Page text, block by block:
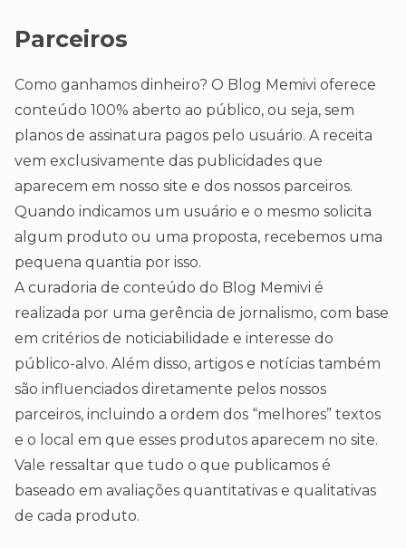
Parceiros
Como ganhamos dinheiro? O Blog Memivi oferece
conteúdo 100% aberto ao público, ou seja, sem
planos de assinatura pagos pelo usuário. A receita
vem exclusivamente das publicidades que
aparecem em nosso site e dos nossos parceiros.
Quando indicamos um usuário e o mesmo solicita
algum produto ou uma proposta, recebemos uma
pequena quantia por isso.
A curadoria de conteúdo do Blog Memivi é
realizada por uma gerência de jornalismo, com base
em critérios de noticiabilidade e interesse do
público-alvo. Além disso, artigos e notícias também
são influenciados diretamente pelos nossos
parceiros, incluindo a ordem dos “melhores” textos
e o local em que esses produtos aparecem no site.
Vale ressaltar que tudo o que publicamos é
baseado em avaliações quantitativas e qualitativas
de cada produto.